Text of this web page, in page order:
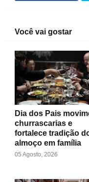
Você vai gostar
Dia dos Pais
churrascarias e
fortalece tradição
almoço em família
05 Agosto, 2026